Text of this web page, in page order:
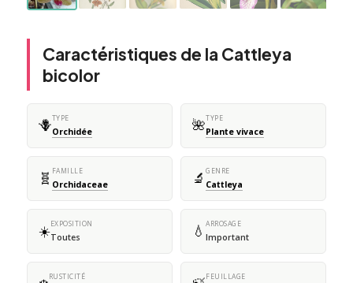
Caractéristiques de la Cattleya
bicolor
🪻TYPE
Orchidée 🌺TYPE
Plante vivace
🧬 FAMILLE
Orchidaceae 🔬 GENRE
Cattleya
☀️EXPOSITION
Toutes 💧 ARROSAGE
Important
RUSTICITÉ FEUILLAGE